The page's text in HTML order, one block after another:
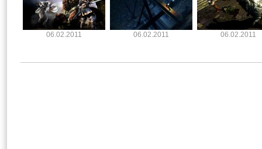
06.02.2011 06.02.2011 06.02.2011